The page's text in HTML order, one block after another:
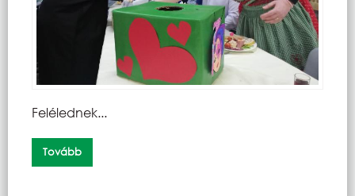
Felélednek...
Tovább